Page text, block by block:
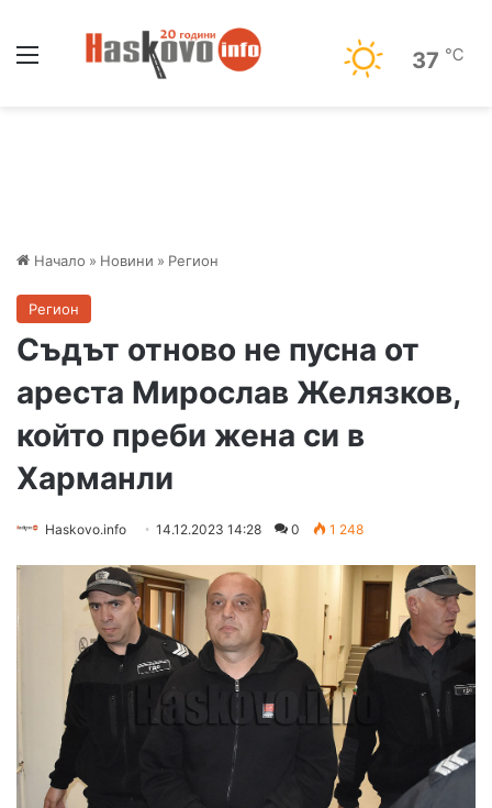
37 ℃
Начало » Новини » Регион
Регион
Съдът отново не пусна от
ареста Мирослав Желязков,
който преби жена си в
Харманли
Haskovo.info 14.12.2023 14:28 0 1 248